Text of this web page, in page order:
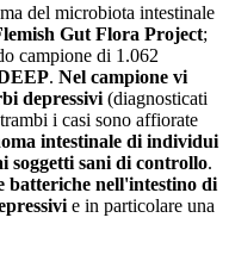
del microbiota intestinale
Gut Flora Project;
campione di 1.062
. Nel campione vi
depressivi (diagnosticati
i casi sono affiorate
intestinale di individui
soggetti sani di controllo.
batteriche nell'intestino di
e in particolare una